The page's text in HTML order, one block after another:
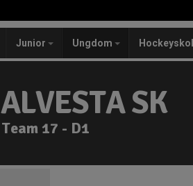
Junior Ungdom
ALVESTA SK
Team 17 - D1